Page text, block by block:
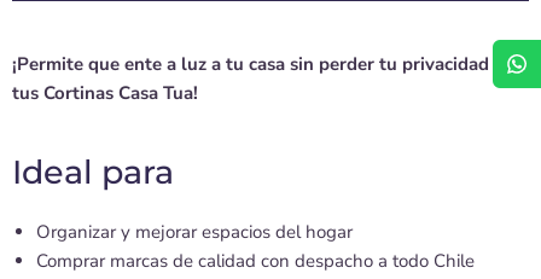
¡Permite que ente a luz a tu casa sin perder tu privacidad con
tus Cortinas Casa Tua!
Ideal para
Organizar y mejorar espacios del hogar
Comprar marcas de calidad con despacho a todo Chile